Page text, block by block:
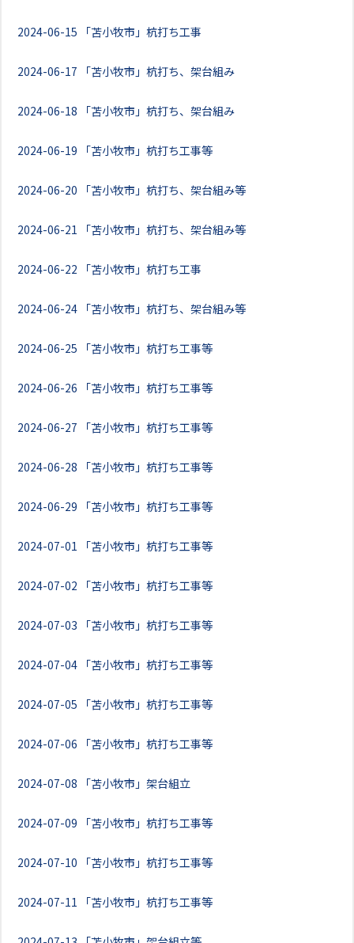
2024-06-15 「苫小牧市」杭打ち工事
2024-06-17 「苫小牧市」杭打ち、架台組み
2024-06-18 「苫小牧市」杭打ち、架台組み
2024-06-19 「苫小牧市」杭打ち工事等
2024-06-20 「苫小牧市」杭打ち、架台組み等
2024-06-21 「苫小牧市」杭打ち、架台組み等
2024-06-22 「苫小牧市」杭打ち工事
2024-06-24 「苫小牧市」杭打ち、架台組み等
2024-06-25 「苫小牧市」杭打ち工事等
2024-06-26 「苫小牧市」杭打ち工事等
2024-06-27 「苫小牧市」杭打ち工事等
2024-06-28 「苫小牧市」杭打ち工事等
2024-06-29 「苫小牧市」杭打ち工事等
2024-07-01 「苫小牧市」杭打ち工事等
2024-07-02 「苫小牧市」杭打ち工事等
2024-07-03 「苫小牧市」杭打ち工事等
2024-07-04 「苫小牧市」杭打ち工事等
2024-07-05 「苫小牧市」杭打ち工事等
2024-07-06 「苫小牧市」杭打ち工事等
2024-07-08 「苫小牧市」架台組立
2024-07-09 「苫小牧市」杭打ち工事等
2024-07-10 「苫小牧市」杭打ち工事等
2024-07-11 「苫小牧市」杭打ち工事等